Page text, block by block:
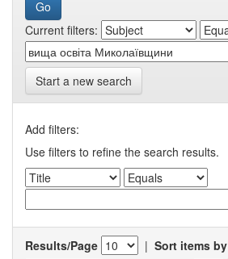
Current filters:
Start a new search
Add filters:
Use filters to refine the search results.
Results/Page | Sort items by